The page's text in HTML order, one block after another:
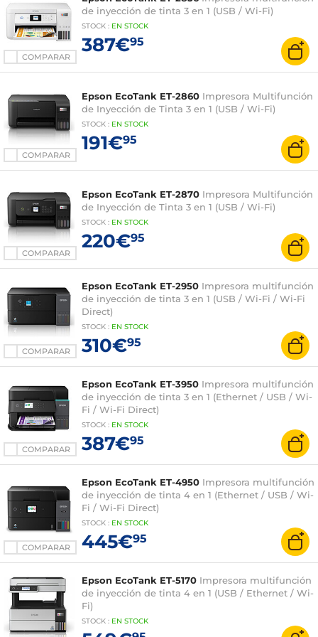
COMPARAR
de inyección de tinta 3 en 1 (USB / Wi-Fi)
STOCK : EN STOCK
387€95
COMPARAR
Epson EcoTank ET-2860 Impresora Multifunción
de Inyección de Tinta 3 en 1 (USB / Wi-Fi)
STOCK : EN STOCK
191€95
COMPARAR
Epson EcoTank ET-2870 Impresora Multifunción
de Inyección de Tinta 3 en 1 (USB / Wi-Fi)
STOCK : EN STOCK
220€95
COMPARAR
Epson EcoTank ET-2950 Impresora multifunción
de inyección de tinta 3 en 1 (USB / Wi-Fi / Wi-Fi
Direct)
STOCK : EN STOCK
310€95
COMPARAR
Epson EcoTank ET-3950 Impresora multifunción
de inyección de tinta 3 en 1 (Ethernet / USB / Wi-
Fi / Wi-Fi Direct)
STOCK : EN STOCK
387€95
COMPARAR
Epson EcoTank ET-4950 Impresora multifunción
de inyección de tinta 4 en 1 (Ethernet / USB / Wi-
Fi / Wi-Fi Direct)
STOCK : EN STOCK
445€95
Epson EcoTank ET-5170 Impresora multifunción
de inyección de tinta 4 en 1 (USB / Ethernet / Wi-
Fi)
STOCK : EN STOCK